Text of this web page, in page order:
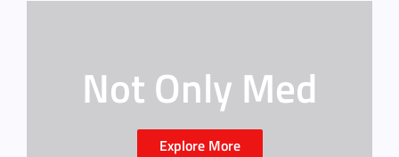
Not Only Med
Explore More